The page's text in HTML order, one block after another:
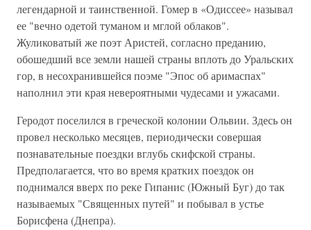
легендарной и таинственной. Гомер в «Одиссее» называл
ее "вечно одетой туманом и мглой облаков".
Жуликоватый же поэт Аристей, согласно преданию,
обошедший все земли нашей страны вплоть до Уральских
гор, в несохранившейся поэме "Эпос об аримаспах"
наполнил эти края невероятными чудесами и ужасами.
Геродот поселился в греческой колонии Ольвии. Здесь он
провел несколько месяцев, периодически совершая
познавательные поездки вглубь скифской страны.
Предполагается, что во время кратких поездок он
поднимался вверх по реке Гипанис (Южный Буг) до так
называемых "Священных путей" и побывал в устье
Борисфена (Днепра).